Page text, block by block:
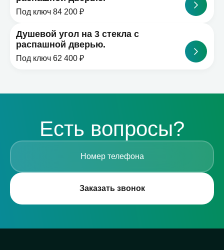
Под ключ 84 200 ₽
Душевой угол на 3 стекла с
распашной дверью.
Под ключ 62 400 ₽
Есть вопросы?
Заказать звонок